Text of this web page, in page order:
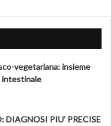
vegetariana: insieme
intestinale
DIAGNOSI PIU’ PRECISE